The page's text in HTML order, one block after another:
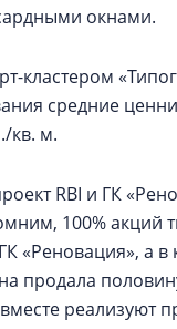
окнами.
кластером
средние
кв. м.
RBI и ГК
100% акций
«Реновация», а в
продала
реализуют